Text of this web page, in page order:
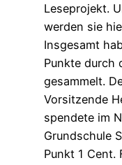
Leseprojekt.
werden sie
Insgesamt
Punkte durch
gesammelt.
Vorsitzende
spendete im
Grundschule
Punkt 1 Cent.